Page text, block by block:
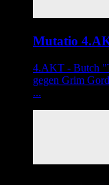
Mutatio
4.AKT - Butch
gegen Grim
...